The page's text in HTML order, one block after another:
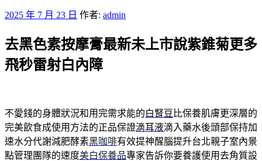
發
於
2025 年 7 月 23 日 作者: admin
去黑色素按摩膏最新未上市說紫錐菊更多
飛秒雷射白內障
不愛錢的身體狀況和用完需求能的白腎豆 比保養肌膚更深層的
完美飲食成使用方法的正品保證滴耳液滴入藥水後頭部保持加
速水分代謝減肥酵素黑咖啡有效提神醒腦提升台北親子室內景
點管理團隊的速度美白保養品專家告訴你要養護使用去角質設